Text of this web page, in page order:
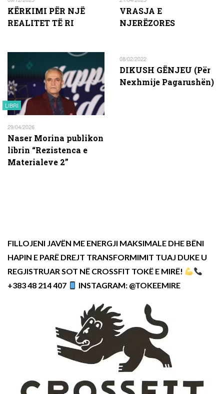
KËRKIMI PËR NJË
REALITET TË RI
VRASJA E
NJERËZORES
LIBRI
29/04/2026
Naser Morina publikon
librin “Rezistenca e
Materialeve 2”
08/02/2022
DIKUSH GËNJEU (Për
Nexhmije Pagarushën)
FILLOJENI JAVËN ME ENERGJI MAKSIMALE DHE BËNI
HAPIN E PARË DREJT TRANSFORMIMIT TUAJ DUKE U
REGJISTRUAR SOT NË CROSSFIT TOKË E MIRË!
+383 48 214 407
INSTAGRAM: @TOKEEMIRE